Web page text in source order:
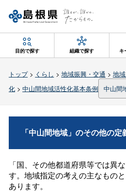
目的で探す 組織で探す キ
トップ> くらし > 地域振興・交通 > 地
化> 中山間地域活性化基本条例 中山間
「中山間地域」のその他の定
「国、その他都道府県等では異
す。地域指定の考えの主なもの
あります。